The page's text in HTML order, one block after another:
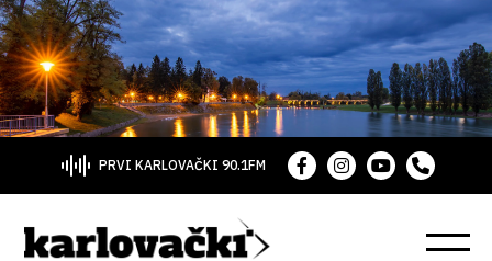
PRVI KARLOVAČKI 90.1FM